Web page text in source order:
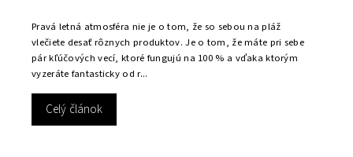
Pravá letná atmosféra nie je o tom, že so sebou na pláž
vlečiete desať rôznych produktov. Je o tom, že máte pri sebe
pár kľúčových vecí, ktoré fungujú na 100 % a vďaka ktorým
vyzeráte fantasticky od r...
Celý článok